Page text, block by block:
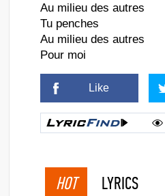
Au milieu des autres
Tu penches
Au milieu des autres
Pour moi
Like
HOT LYRICS